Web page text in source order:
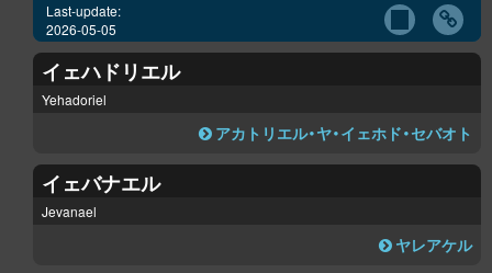
Last-update:
2026-05-05
イェハドリエル
Yehadoriel
アカトリエル・ヤ・イェホド・セバオト
イェバナエル
Jevanael
ヤレアケル